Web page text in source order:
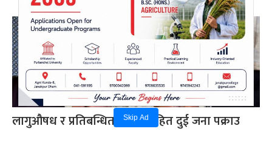
Skip Ad
लागुऔषध र प्रतिबन्धित औषधिसहित दुई जना पक्राउ